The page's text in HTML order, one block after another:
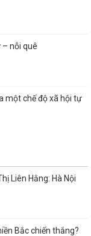
– nỗi quê
một chế độ xã hội tự
Liên Hằng: Hà Nội
Bắc chiến thắng?